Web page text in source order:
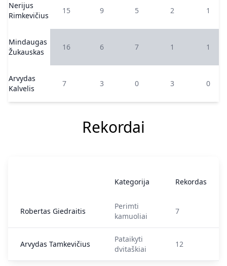
Nerijus
Rimkevičius
15 9 5 2 1
Mindaugas
Žukauskas
16 6 7 1 1
Arvydas
Kalvelis
7 3 0 3 0
Rekordai
Kategorija Rekordas
Robertas Giedraitis
Perimti
kamuoliai
7
Arvydas Tamkevičius
Pataikyti
dvitaškiai
12